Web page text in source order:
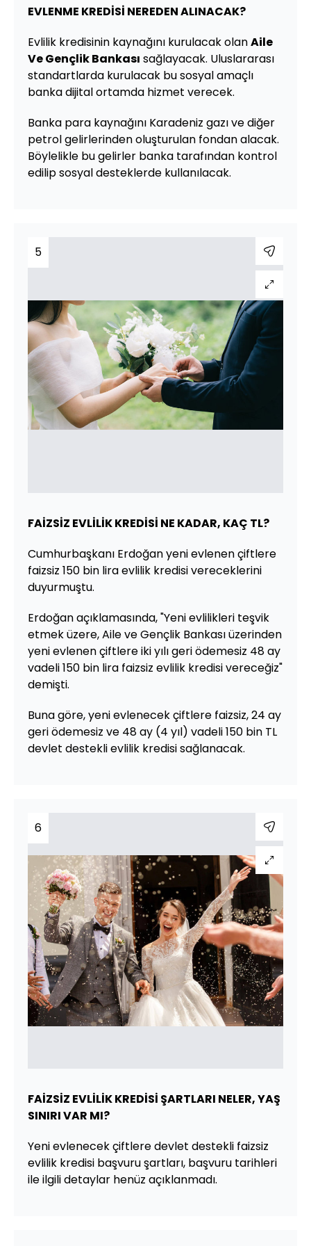
EVLENME KREDİSİ NEREDEN ALINACAK?
Evlilik kredisinin kaynağını kurulacak olanAile
Ve Gençlik Bankası sağlayacak. Uluslararası
standartlarda kurulacak bu sosyal amaçlı
banka dijital ortamda hizmet verecek.
Banka para kaynağını Karadeniz gazı ve diğer
petrol gelirlerinden oluşturulan fondan alacak.
Böylelikle bu gelirler banka tarafından kontrol
edilip sosyal desteklerde kullanılacak.
5
FAİZSİZ EVLİLİK KREDİSİ NE KADAR, KAÇ TL?
Cumhurbaşkanı Erdoğan yeni evlenen çiftlere
faizsiz 150 bin lira evlilik kredisi vereceklerini
duyurmuştu.
Erdoğan açıklamasında, "Yeni evlilikleri teşvik
etmek üzere, Aile ve Gençlik Bankası üzerinden
yeni evlenen çiftlere iki yılı geri ödemesiz 48 ay
vadeli 150 bin lira faizsiz evlilik kredisi vereceğiz"
demişti.
Buna göre, yeni evlenecek çiftlere faizsiz, 24 ay
geri ödemesiz ve 48 ay (4 yıl) vadeli 150 bin TL
devlet destekli evlilik kredisi sağlanacak.
6
FAİZSİZ EVLİLİK KREDİSİ ŞARTLARI NELER, YAŞ
SINIRI VAR MI?
Yeni evlenecek çiftlere devlet destekli faizsiz
evlilik kredisi başvuru şartları, başvuru tarihleri
ile ilgili detaylar henüz açıklanmadı.